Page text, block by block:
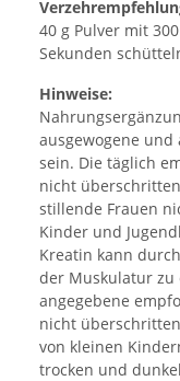
40 g Pulver mit
Sekunden
Hinweise:
ausgewogene
sein. Die täglich
nicht
stillende Frauen
Kinder und
Kreatin kann
der Muskulatur zu
angegebene
nicht
von kleinen
trocken und